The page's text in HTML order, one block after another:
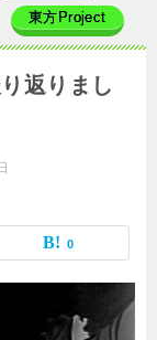
東方Project
返りまし
0